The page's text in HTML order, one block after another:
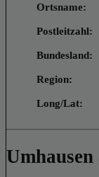
Ortsname:
Postleitzahl:
Bundesland:
Region:
Long/Lat: